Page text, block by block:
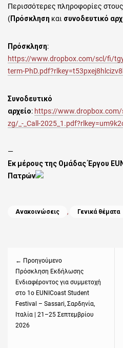
Περισσότερες πληροφορίες
(Πρόσκληση και συνοδευτικό
Πρόσκληση:
https://www.dropbox.com/scl/fi/
term-
Συνοδευτικό
αρχείο: https://
zg/_-_Call-
—
Εκ μέρους της Ομάδας Έργου
Πατρών
Categories
Ανακοινώσεις , Γενικά θέματα
← Προηγούμενο
Previous
post:
Πρόσκληση Εκδήλωσης
Ενδιαφέροντος για συμμετοχή
στο 1ο EUNICoast Student
Festival – Sassari, Σαρδηνία,
Ιταλία | 21–25 Σεπτεμβρίου
2026